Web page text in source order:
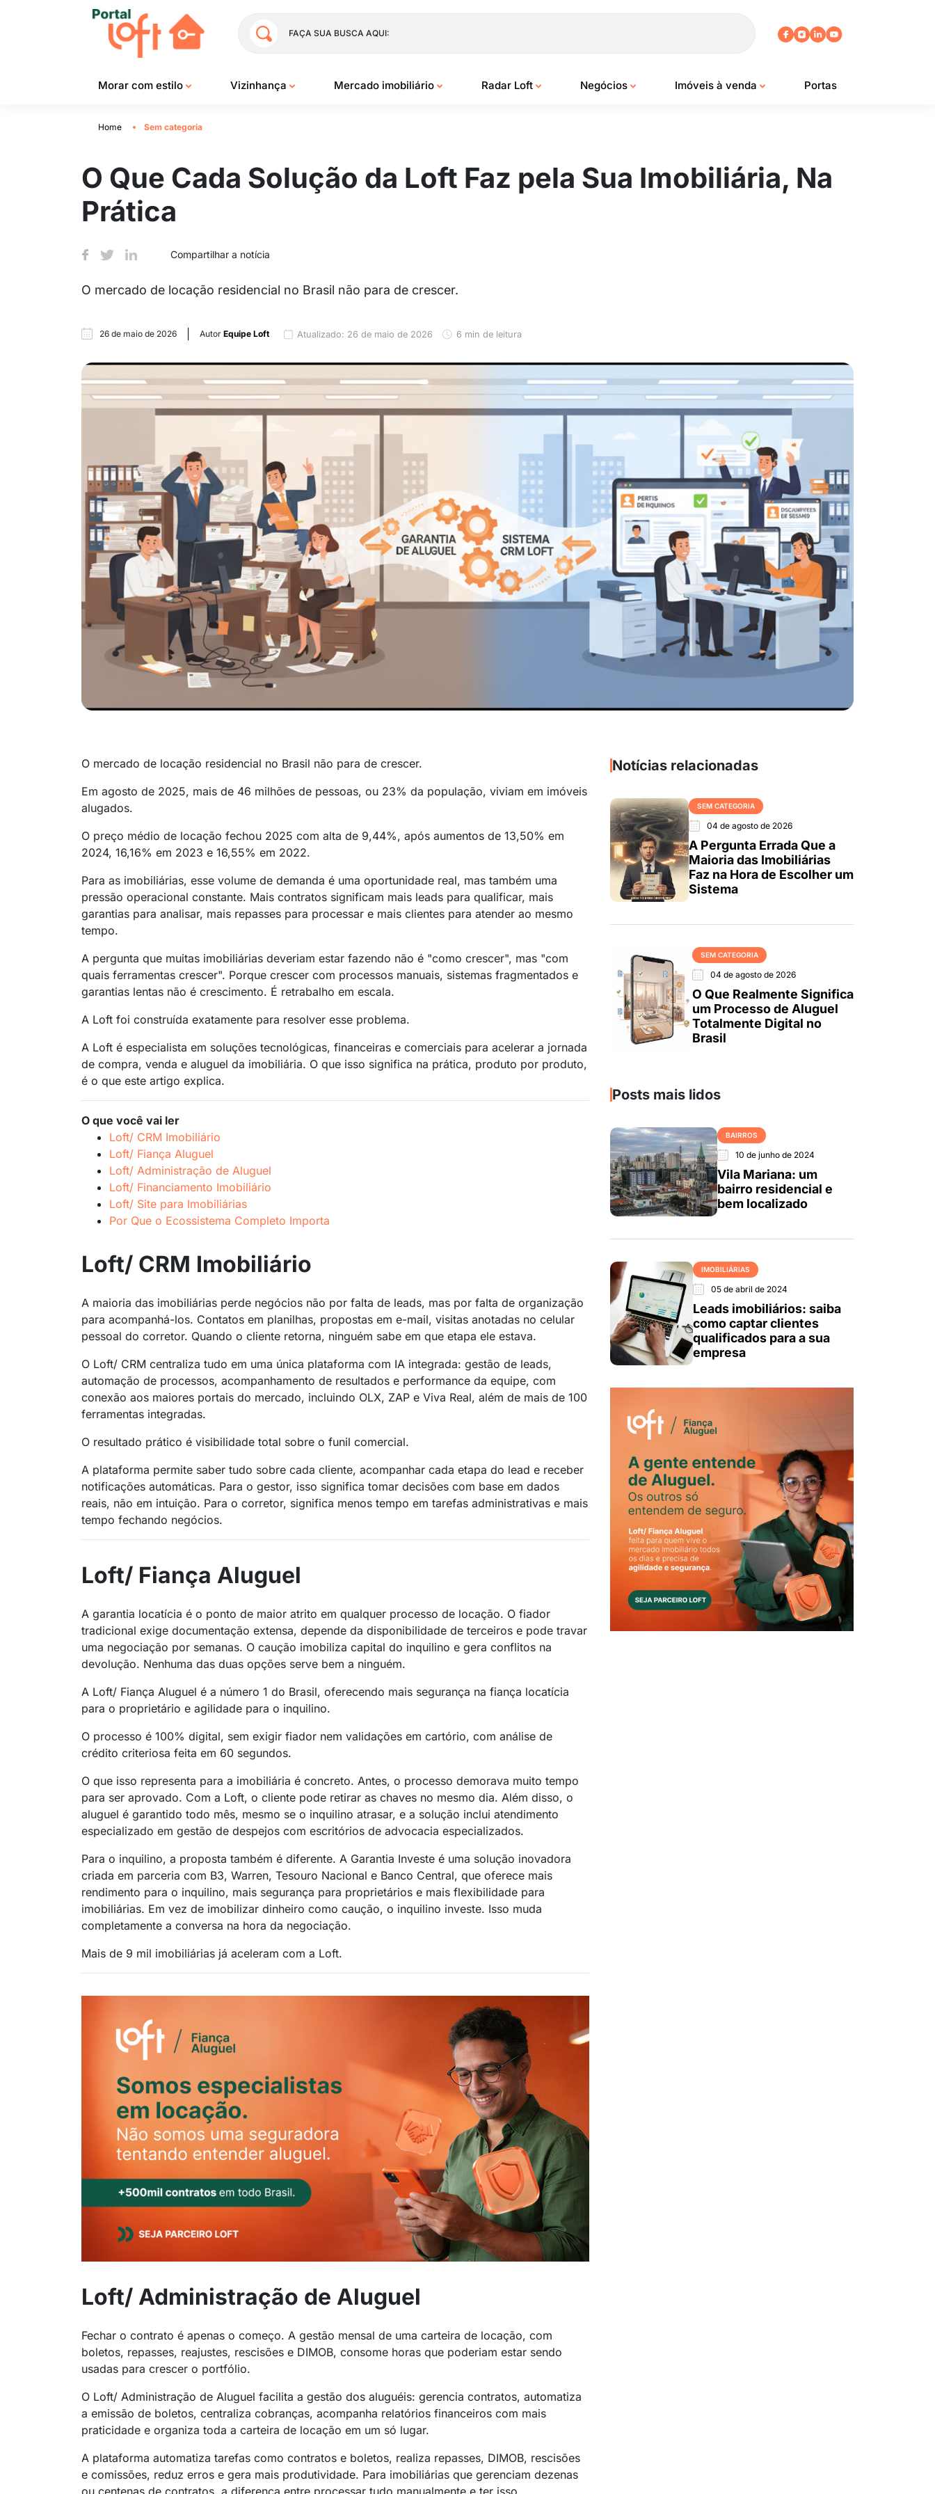
FAÇA SUA BUSCA AQUI:
Morar com estilo Vizinhança Mercado imobiliário Radar Loft Negócios Imóveis à venda Portas
Home Sem categoria
O Que Cada Solução da Loft Faz pela Sua Imobiliária, Na
Prática
Compartilhar a notícia
O mercado de locação residencial no Brasil não para de crescer.
26 de maio de 2026 Autor Equipe Loft Atualizado: 26 de maio de 2026 6 min de leitura
O mercado de locação residencial no Brasil não para de crescer.
Em agosto de 2025, mais de 46 milhões de pessoas, ou 23% da população, viviam em imóveis
alugados.
O preço médio de locação fechou 2025 com alta de 9,44%, após aumentos de 13,50% em
2024, 16,16% em 2023 e 16,55% em 2022.
Para as imobiliárias, esse volume de demanda é uma oportunidade real, mas também uma
pressão operacional constante. Mais contratos significam mais leads para qualificar, mais
garantias para analisar, mais repasses para processar e mais clientes para atender ao mesmo
tempo.
A pergunta que muitas imobiliárias deveriam estar fazendo não é "como crescer", mas "com
quais ferramentas crescer". Porque crescer com processos manuais, sistemas fragmentados e
garantias lentas não é crescimento. É retrabalho em escala.
A Loft foi construída exatamente para resolver esse problema.
A Loft é especialista em soluções tecnológicas, financeiras e comerciais para acelerar a jornada
de compra, venda e aluguel da imobiliária. O que isso significa na prática, produto por produto,
é o que este artigo explica.
O que você vai ler
Loft/ CRM Imobiliário
Loft/ Fiança Aluguel
Loft/ Administração de Aluguel
Loft/ Financiamento Imobiliário
Loft/ Site para Imobiliárias
Por Que o Ecossistema Completo Importa
Loft/ CRM Imobiliário
A maioria das imobiliárias perde negócios não por falta de leads, mas por falta de organização
para acompanhá-los. Contatos em planilhas, propostas em e-mail, visitas anotadas no celular
pessoal do corretor. Quando o cliente retorna, ninguém sabe em que etapa ele estava.
O Loft/ CRM centraliza tudo em uma única plataforma com IA integrada: gestão de leads,
automação de processos, acompanhamento de resultados e performance da equipe, com
conexão aos maiores portais do mercado, incluindo OLX, ZAP e Viva Real, além de mais de 100
ferramentas integradas.
O resultado prático é visibilidade total sobre o funil comercial.
A plataforma permite saber tudo sobre cada cliente, acompanhar cada etapa do lead e receber
notificações automáticas. Para o gestor, isso significa tomar decisões com base em dados
reais, não em intuição. Para o corretor, significa menos tempo em tarefas administrativas e mais
tempo fechando negócios.
Loft/ Fiança Aluguel
A garantia locatícia é o ponto de maior atrito em qualquer processo de locação. O fiador
tradicional exige documentação extensa, depende da disponibilidade de terceiros e pode travar
uma negociação por semanas. O caução imobiliza capital do inquilino e gera conflitos na
devolução. Nenhuma das duas opções serve bem a ninguém.
A Loft/ Fiança Aluguel é a número 1 do Brasil, oferecendo mais segurança na fiança locatícia
para o proprietário e agilidade para o inquilino.
O processo é 100% digital, sem exigir fiador nem validações em cartório, com análise de
crédito criteriosa feita em 60 segundos.
O que isso representa para a imobiliária é concreto. Antes, o processo demorava muito tempo
para ser aprovado. Com a Loft, o cliente pode retirar as chaves no mesmo dia. Além disso, o
aluguel é garantido todo mês, mesmo se o inquilino atrasar, e a solução inclui atendimento
especializado em gestão de despejos com escritórios de advocacia especializados.
Para o inquilino, a proposta também é diferente. A Garantia Investe é uma solução inovadora
criada em parceria com B3, Warren, Tesouro Nacional e Banco Central, que oferece mais
rendimento para o inquilino, mais segurança para proprietários e mais flexibilidade para
imobiliárias. Em vez de imobilizar dinheiro como caução, o inquilino investe. Isso muda
completamente a conversa na hora da negociação.
Mais de 9 mil imobiliárias já aceleram com a Loft.
Loft/ Administração de Aluguel
Fechar o contrato é apenas o começo. A gestão mensal de uma carteira de locação, com
boletos, repasses, reajustes, rescisões e DIMOB, consome horas que poderiam estar sendo
usadas para crescer o portfólio.
O Loft/ Administração de Aluguel facilita a gestão dos aluguéis: gerencia contratos, automatiza
a emissão de boletos, centraliza cobranças, acompanha relatórios financeiros com mais
praticidade e organiza toda a carteira de locação em um só lugar.
A plataforma automatiza tarefas como contratos e boletos, realiza repasses, DIMOB, rescisões
e comissões, reduz erros e gera mais produtividade. Para imobiliárias que gerenciam dezenas
ou centenas de contratos, a diferença entre processar tudo manualmente e ter isso
Notícias relacionadas
SEM CATEGORIA
04 de agosto de 2026
A Pergunta Errada Que a
Maioria das Imobiliárias
Faz na Hora de Escolher um
Sistema
SEM CATEGORIA
04 de agosto de 2026
O Que Realmente Significa
um Processo de Aluguel
Totalmente Digital no
Brasil
Posts mais lidos
BAIRROS
10 de junho de 2024
Vila Mariana: um
bairro residencial e
bem localizado
IMOBILIÁRIAS
05 de abril de 2024
Leads imobiliários: saiba
como captar clientes
qualificados para a sua
empresa